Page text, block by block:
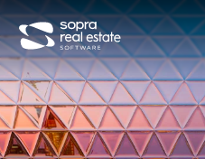
Passer
au
contenu
Marchés